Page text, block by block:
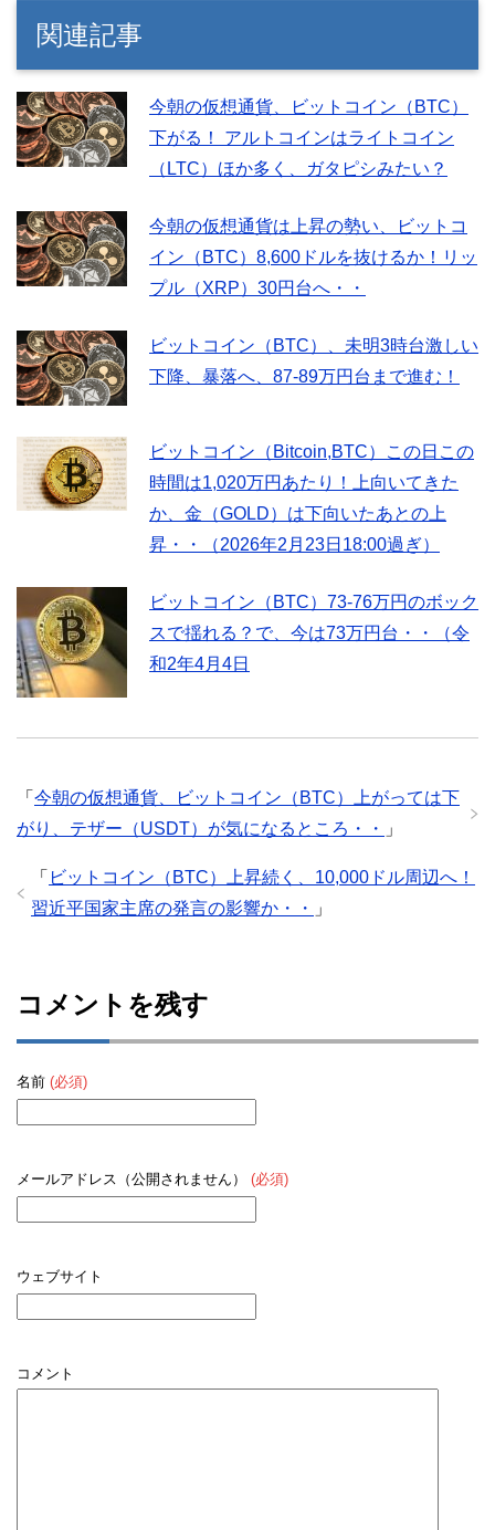
関連記事
今朝の仮想通貨、ビットコイン（BTC）
下がる！ アルトコインはライトコイン
（LTC）ほか多く、ガタピシみたい？
今朝の仮想通貨は上昇の勢い、ビットコ
イン（BTC）8,600ドルを抜けるか！リッ
プル（XRP）30円台へ・・
ビットコイン（BTC）、未明3時台激しい
下降、暴落へ、87-89万円台まで進む！
ビットコイン（Bitcoin,BTC）この日この
時間は1,020万円あたり！上向いてきた
か、金（GOLD）は下向いたあとの上
昇・・（2026年2月23日18:00過ぎ）
ビットコイン（BTC）73-76万円のボック
スで揺れる？で、今は73万円台・・（令
和2年4月4日
「 今朝の仮想通貨、ビットコイン（BTC）上がっては下
がり、テザー（USDT）が気になるところ・・
」
「 ビットコイン（BTC）上昇続く、10,000ドル周辺へ！
習近平国家主席の発言の影響か・・
」
コメントを残す
名前 (必須)
メールアドレス（公開されません） (必須)
ウェブサイト
コメント